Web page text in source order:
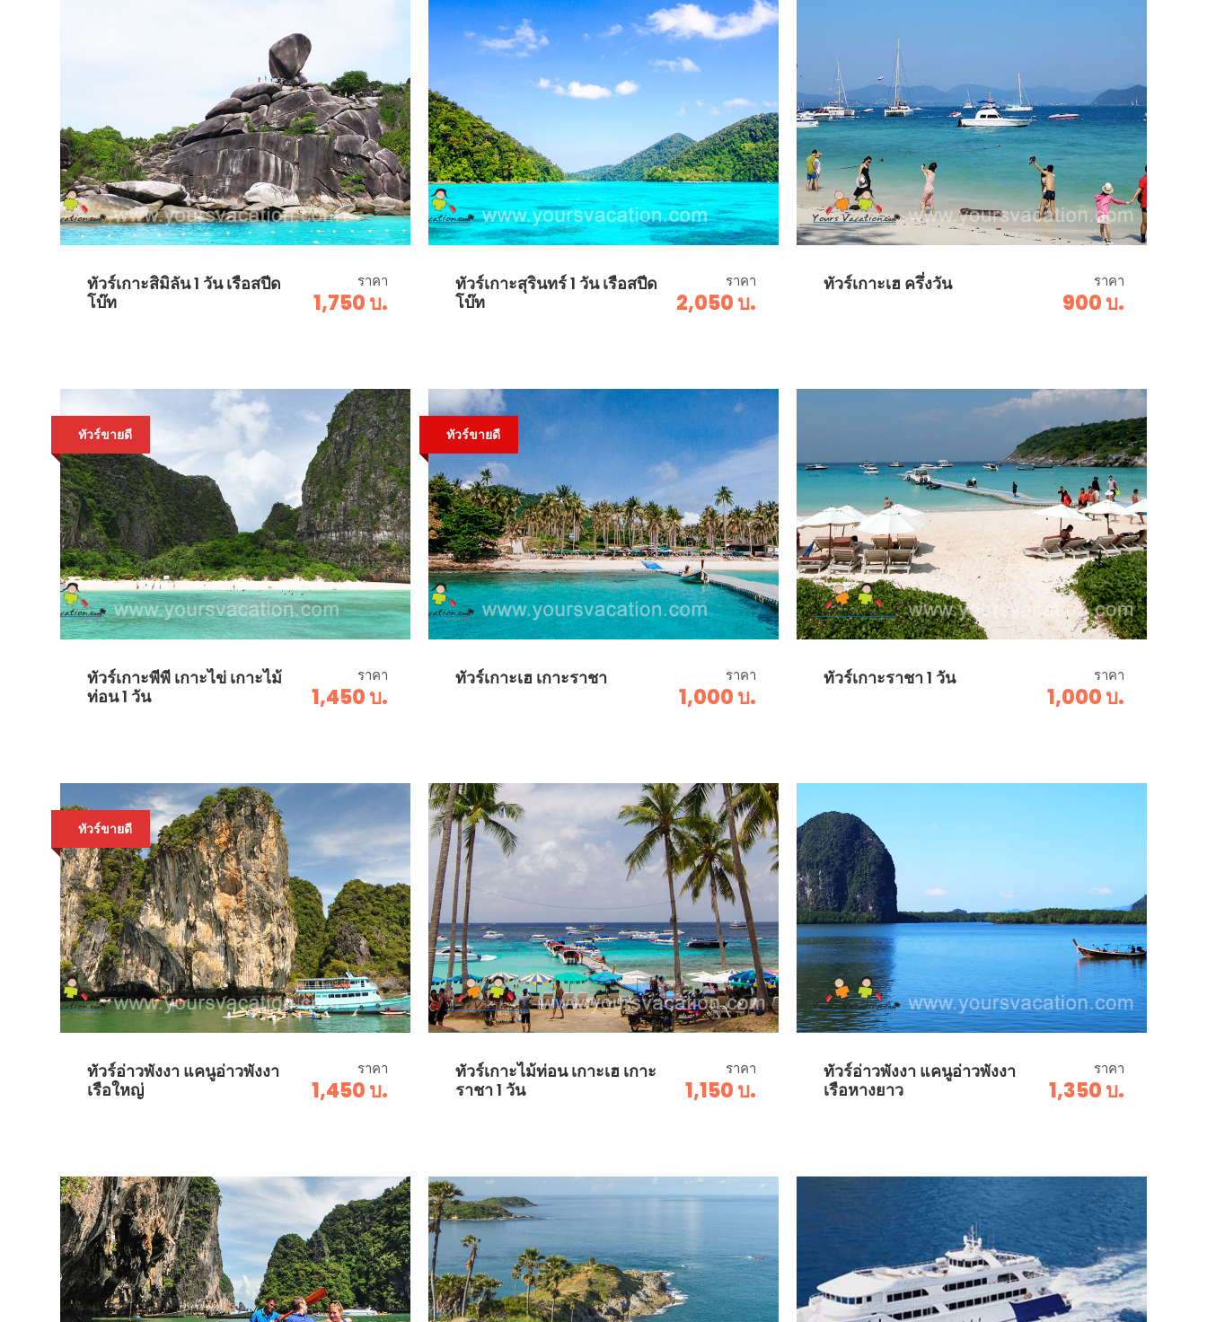
ทัวร์เกาะสิมิลัน 1 วัน เรือสปีด
โบ๊ท
ราคา
1,750 บ.
ทัวร์เกาะสุรินทร์ 1 วัน เรือสปีด
โบ๊ท
ราคา
2,050 บ.
ทัวร์เกาะเฮ ครึ่งวัน ราคา
900 บ.
ทัวร์ขายดี
ทัวร์เกาะพีพี เกาะไข่ เกาะไม้
ท่อน 1 วัน
ราคา
1,450 บ.
ทัวร์ขายดี
ทัวร์เกาะเฮ เกาะราชา ราคา
1,000 บ.
ทัวร์เกาะราชา 1 วัน ราคา
1,000 บ.
ทัวร์ขายดี
ทัวร์อ่าวพังงา แคนูอ่าวพังงา
เรือใหญ่
ราคา
1,450 บ.
ทัวร์เกาะไม้ท่อน เกาะเฮ เกาะ
ราชา 1 วัน
ราคา
1,150 บ.
ทัวร์อ่าวพังงา แคนูอ่าวพังงา
เรือหางยาว
ราคา
1,350 บ.